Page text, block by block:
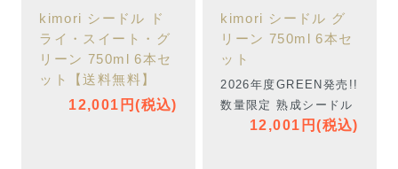
kimori シードル ド
ライ・スイート・グ
リーン 750ml 6本セ
ット【送料無料】
12,001円(税込)
kimori シードル グ
リーン 750ml 6本セ
ット
2026年度GREEN発売!!
数量限定 熟成シードル
12,001円(税込)